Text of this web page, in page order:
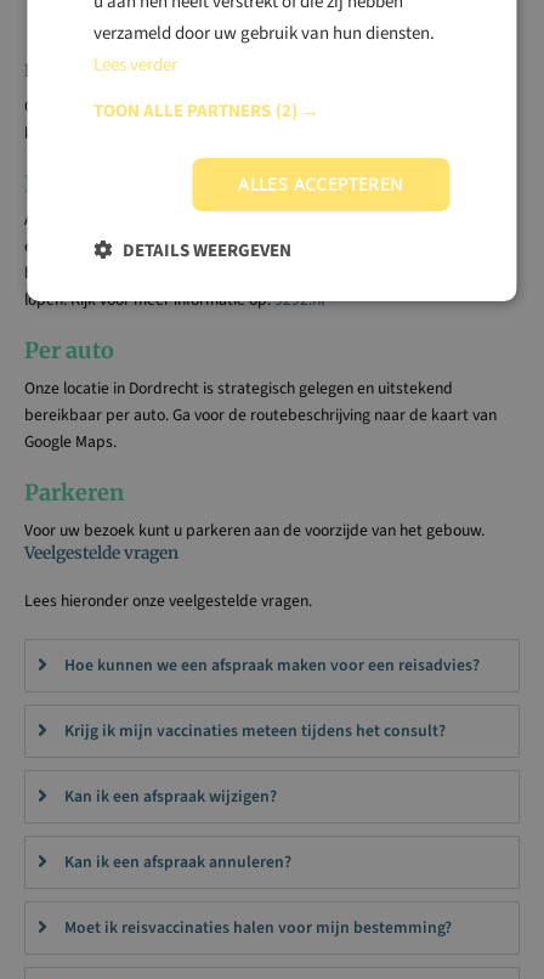
Tuberculose
Bereikbaarheid
Onze locatie in Dordrecht is op verschillende manieren bereikbaar. Je
kunt onze locatie bereiken per auto, fiets of met het openbaar vervoer.
Per openbaar vervoer
Als u liever met het openbaar vervoer reist, is dit bij locatie Dordrecht
een ideale reisoptie. Onze locatie inDordrecht
het openbaar vervoer. Het station Dordrecht Zuid ligt op twee minuten
lopen. Kijk voor meer informatie op:9292.nl
Per auto
Onze locatie in Dordrecht is strategisch gelegen en uitstekend
bereikbaar per auto. Ga voor de routebeschrijving naar de kaart van
Google Maps.
Parkeren
Voor uw bezoek kunt u parkeren aan de voorzijde van het gebouw.
Veelgestelde vragen
Lees hieronder onze veelgestelde vragen.
Hoe kunnen we een afspraak maken voor een reisadvies?
Krijg ik mijn vaccinaties meteen tijdens het consult?
Kan ik een afspraak wijzigen?
Kan ik een afspraak annuleren?
Moet ik reisvaccinaties halen voor mijn bestemming?
verzameld door uw gebruik van hun diensten.
Lees verder
TOON ALLE PARTNERS (2) →
ALLES ACCEPTEREN
DETAILS WEERGEVEN